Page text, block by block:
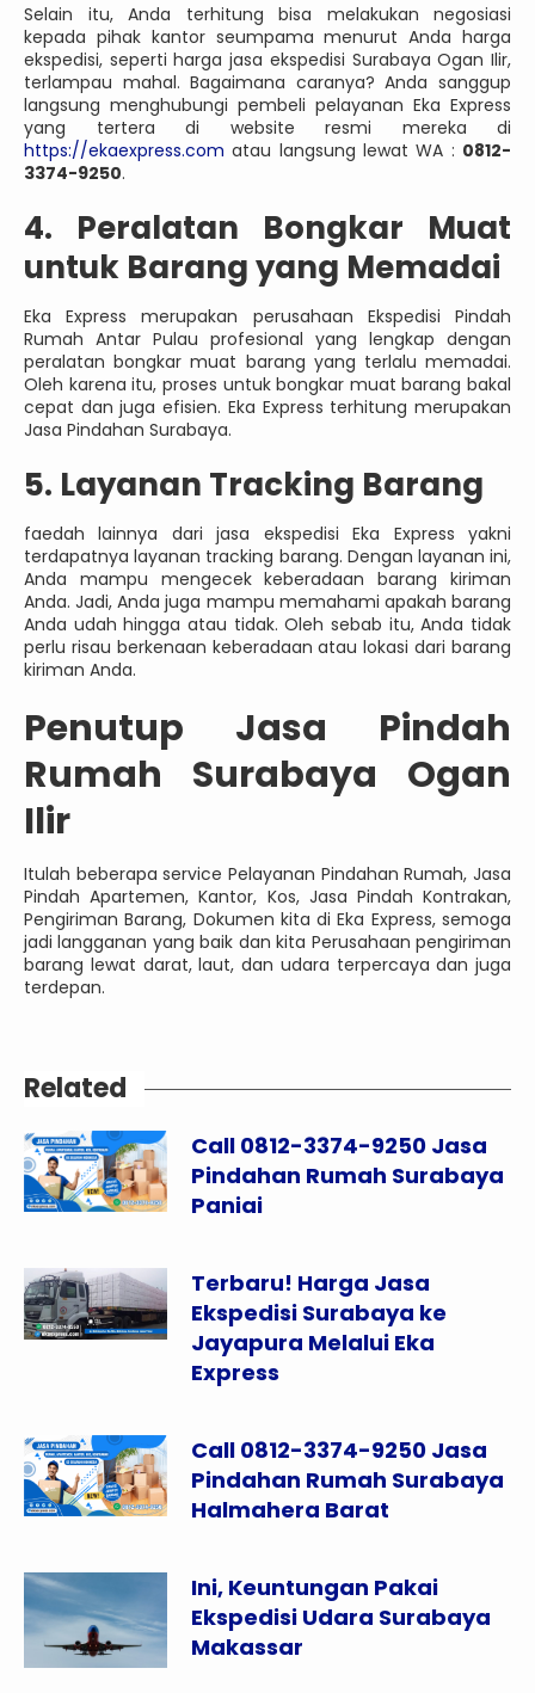
Selain itu, Anda terhitung bisa melakukan negosiasi
kepada pihak kantor seumpama menurut Anda harga
ekspedisi, seperti harga jasa ekspedisi Surabaya Ogan Ilir,
terlampau mahal. Bagaimana caranya? Anda sanggup
langsung menghubungi pembeli pelayanan Eka Express
yang tertera di website resmi mereka di
https://ekaexpress.com atau langsung lewat WA : 0812-
3374-9250.
4. Peralatan Bongkar Muat
untuk Barang yang Memadai
Eka Express merupakan perusahaan Ekspedisi Pindah
Rumah Antar Pulau profesional yang lengkap dengan
peralatan bongkar muat barang yang terlalu memadai.
Oleh karena itu, proses untuk bongkar muat barang bakal
cepat dan juga efisien. Eka Express terhitung merupakan
Jasa Pindahan Surabaya.
5. Layanan Tracking Barang
faedah lainnya dari jasa ekspedisi Eka Express yakni
terdapatnya layanan tracking barang. Dengan layanan ini,
Anda mampu mengecek keberadaan barang kiriman
Anda. Jadi, Anda juga mampu memahami apakah barang
Anda udah hingga atau tidak. Oleh sebab itu, Anda tidak
perlu risau berkenaan keberadaan atau lokasi dari barang
kiriman Anda.
Penutup Jasa Pindah
Rumah Surabaya Ogan
Ilir
Itulah beberapa service Pelayanan Pindahan Rumah, Jasa
Pindah Apartemen, Kantor, Kos, Jasa Pindah Kontrakan,
Pengiriman Barang, Dokumen kita di Eka Express, semoga
jadi langganan yang baik dan kita Perusahaan pengiriman
barang lewat darat, laut, dan udara terpercaya dan juga
terdepan.
Related
Call 0812-3374-9250 Jasa
Pindahan Rumah Surabaya
Paniai
Terbaru! Harga Jasa
Ekspedisi Surabaya ke
Jayapura Melalui Eka
Express
Call 0812-3374-9250 Jasa
Pindahan Rumah Surabaya
Halmahera Barat
Ini, Keuntungan Pakai
Ekspedisi Udara Surabaya
Makassar